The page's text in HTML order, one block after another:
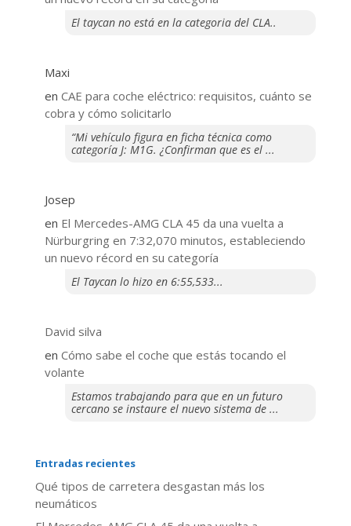
El taycan no está en la categoria del CLA..
Maxi
en CAE para coche eléctrico: requisitos, cuánto se
cobra y cómo solicitarlo
“Mi vehículo figura en ficha técnica como
categoría J: M1G. ¿Confirman que es el ...
Josep
en El Mercedes-AMG CLA 45 da una vuelta a
Nürburgring en 7:32,070 minutos, estableciendo
un nuevo récord en su categoría
El Taycan lo hizo en 6:55,533...
David silva
en ​Cómo sabe el coche que estás tocando el
volante
Estamos trabajando para que en un futuro
cercano se instaure el nuevo sistema de ...
Entradas recientes
Qué tipos de carretera desgastan más los
neumáticos